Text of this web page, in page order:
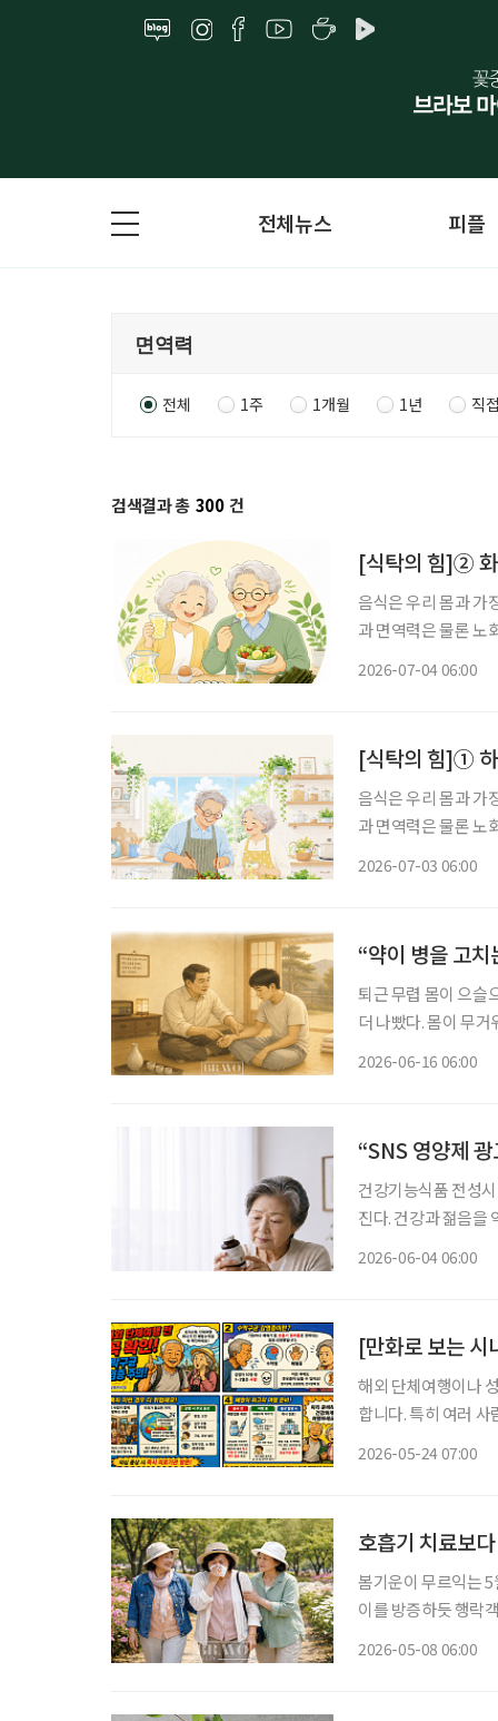
전체뉴스 피플
전체 1주 1개월 1년 직
검색결과 총 300 건
[식탁의 힘]② 화
음식은 우리 몸과 가
과 면역력은 물론 노
2026-07-04 06:00
[식탁의 힘]① 하
음식은 우리 몸과 가
과 면역력은 물론 노
2026-07-03 06:00
“약이 병을 고치
퇴근 무렵 몸이 으슬
더 나빴다. 몸이 무
2026-06-16 06:00
“SNS 영양제
건강기능식품 전성
진다. 건강과 젊음을
2026-06-04 06:00
해외 단체여행이나
합니다. 특히 여러
2026-05-24 07:00
호흡기 치료보
봄기운이 무르익는 5
이를 방증하듯 행락
2026-05-08 06:00